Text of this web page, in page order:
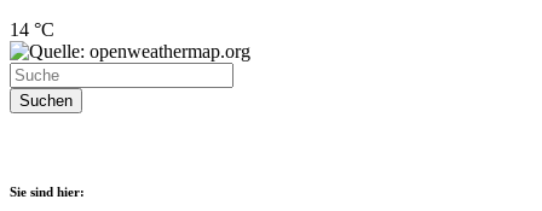
14 °C
Suchen
Sie sind hier: